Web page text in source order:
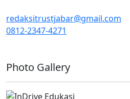
redaksitrustjabar@gmail.com
0812-2347-4271
Photo Gallery